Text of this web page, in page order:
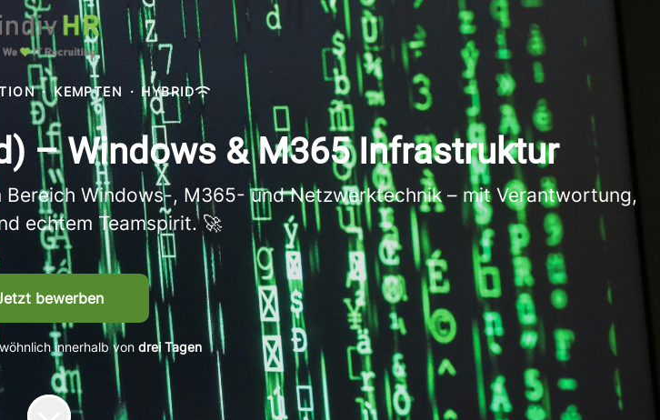
· KEMPTEN · HYBRID
– Windows & M365 Infrastruktur
Windows-, M365- und Netzwerktechnik – mit Verantwortung,
echtem Teamspirit. 🚀
bewerben
innerhalb von drei Tagen